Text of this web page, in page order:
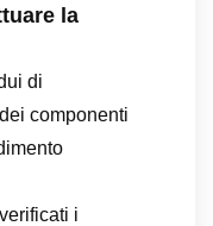
la
di
componenti
i